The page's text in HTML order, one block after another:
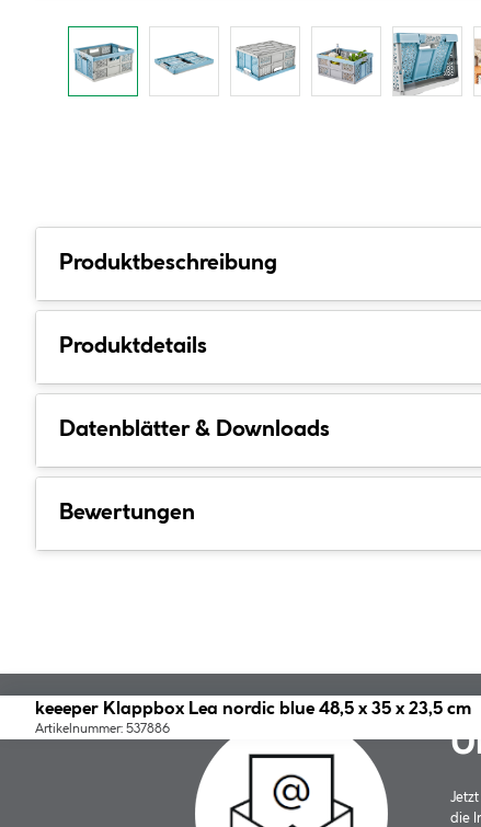
Produktbeschreibung
Produktdetails
Datenblätter & Downloads
Bewertungen
keeeper Klappbox Lea nordic blue 48,5 x 35 x 23,5 cm
Artikelnummer: 537886
die